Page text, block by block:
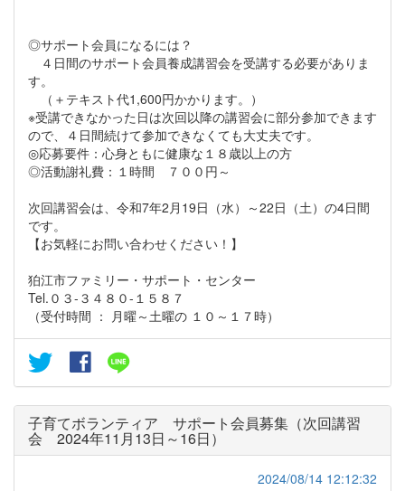
◎サポート会員になるには？
４日間のサポート会員養成講習会を受講する必要がありま
す。
（＋テキスト代1,600円かかります。）
※受講できなかった日は次回以降の講習会に部分参加できます
ので、４日間続けて参加できなくても大丈夫です。
◎応募要件：心身ともに健康な１８歳以上の方
◎活動謝礼費：１時間 ７００円～
次回講習会は、令和7年2月19日（水）～22日（土）の4日間
です。
【お気軽にお問い合わせください！】
狛江市ファミリー・サポート・センター
Tel.０３-３４８０-１５８７
（受付時間 ： 月曜～土曜の １０～１７時）
子育てボランティア サポート会員募集（次回講習
会 2024年11月13日～16日）
2024/08/14 12:12:32